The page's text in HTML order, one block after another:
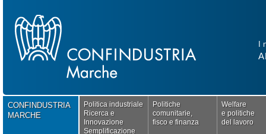
CONFINDUSTRIA
MARCHE
Politica industriale
Ricerca e
Innovazione
Semplificazione
Politiche
comunitarie,
fisco e finanza
Welfare
e politiche
del lavoro